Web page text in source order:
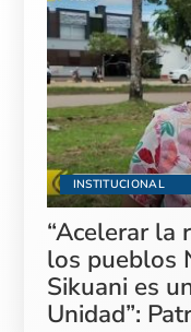
INSTITUCIONAL
“Acelerar la
los pueblos
Sikuani es
Unidad”: